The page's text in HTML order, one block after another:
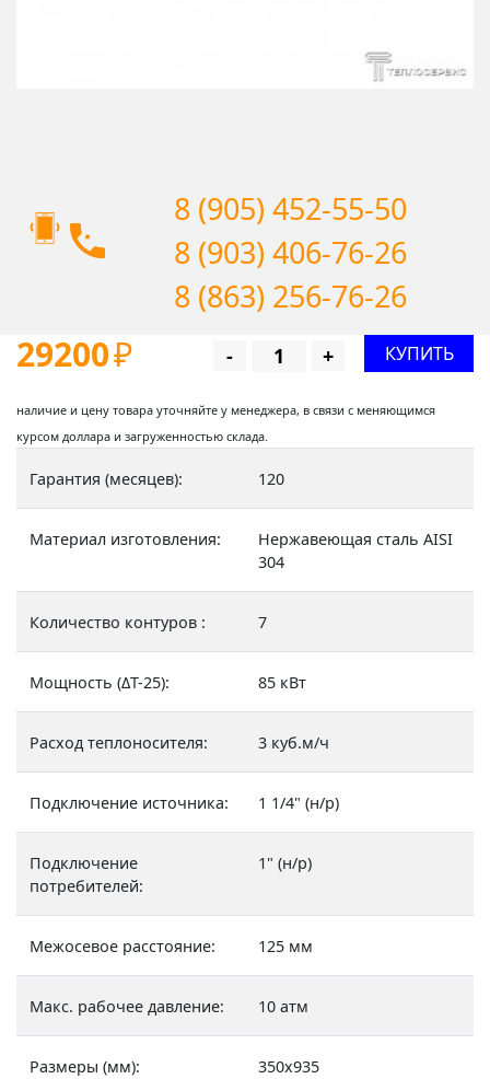
8 (905) 452-55-50
8 (903) 406-76-26
8 (863) 256-76-26
29200₽ - + КУПИТЬ
наличие и цену товара уточняйте у менеджера, в связи с меняющимся
курсом доллара и загруженностью склада.
Гарантия (месяцев): 120
Материал изготовления:
Нержавеющая сталь AISI
304
Количество контуров : 7
Мощность (ΔТ-25): 85 кВт
Расход теплоносителя: 3 куб.м/ч
Подключение источника: 1 1/4" (н/р)
Подключение
потребителей:
1" (н/р)
Межосевое расстояние: 125 мм
Макс. рабочее давление: 10 атм
Размеры (мм): 350х935